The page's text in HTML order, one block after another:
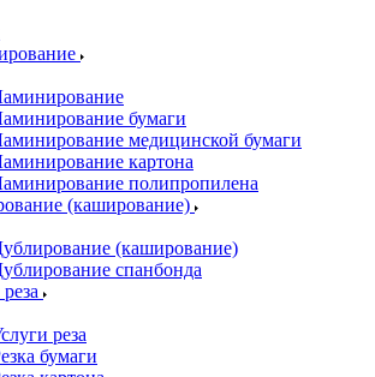
бумаги
медицинской бумаги
картона
полипропилена
(каширование)
(каширование)
спанбонда
реза
бумаги